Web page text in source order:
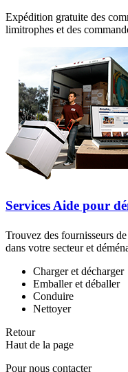
Expédition gratuite des
limitrophes et des
Services Aide pour
Trouvez des fournisseurs
dans votre secteur et
Charger et décharger
Emballer et déballer
Conduire
Nettoyer
Retour
Haut de la page
Pour nous contacter